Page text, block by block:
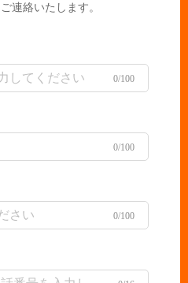
連絡いたします。
0/100
0/100
0/100